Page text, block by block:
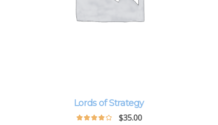
Lords of Strategy
$35.00